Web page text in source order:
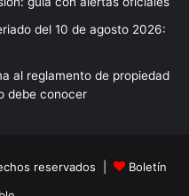
del 10 de agosto 2026:
al reglamento de propiedad
debe conocer
reservados |
Boletín